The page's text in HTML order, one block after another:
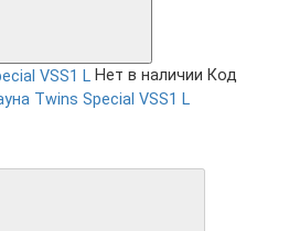
Нет в наличии Код
Twins Special VSS1 L